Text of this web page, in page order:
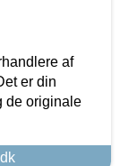
af
er din
de originale